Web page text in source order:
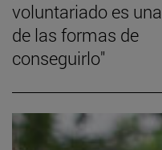
voluntariado es una
de las formas de
conseguirlo"